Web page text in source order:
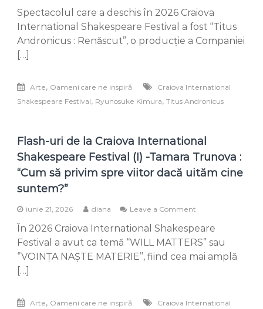
Boroghină,
pentru
mine
evenimentul
un
uri
de
la
la
Festival
(II)
„Operele
lui
Shakespeare
au
oamenii
întâlnesc
dincolo
Spectacolul care a deschis în 2026 Craiova
International Shakespeare Festival a fost “Titus
Andronicus : Renăscut”, o producție a Companiei
[…]
Arte, Oameni care ne inspiră
Craiova International
Shakespeare Festival, Ryunosuke Kimura, Titus Andronicus
Flash-uri de la Craiova International
Shakespeare Festival (I) -Tamara Trunova :
“Cum să privim spre viitor dacă uităm cine
suntem?”
iunie 21, 2026 diana Leave a Comment
uri
de
Craiova
(I)
În 2026 Craiova International Shakespeare
Festival a avut ca temă “WILL MATTERS” sau
‘’VOINȚA NAȘTE MATERIE’’, fiind cea mai amplă
[…]
Arte, Oameni care ne inspiră
Craiova International